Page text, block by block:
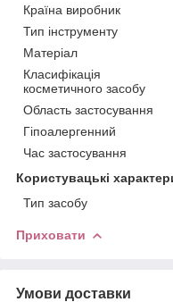
Країна виробник
Тип інструменту
Матеріал
Класифікація
косметичного засобу
Область застосування
Гіпоалергенний
Час застосування
Користувацькi
Тип засобу
Приховати
Умови доставки